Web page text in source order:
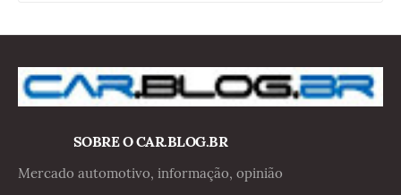
SOBRE O CAR.BLOG.BR
Mercado automotivo, informação, opinião